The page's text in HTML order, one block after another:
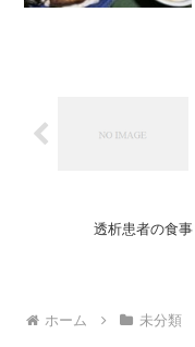
透析患者の食
ホーム 未分類